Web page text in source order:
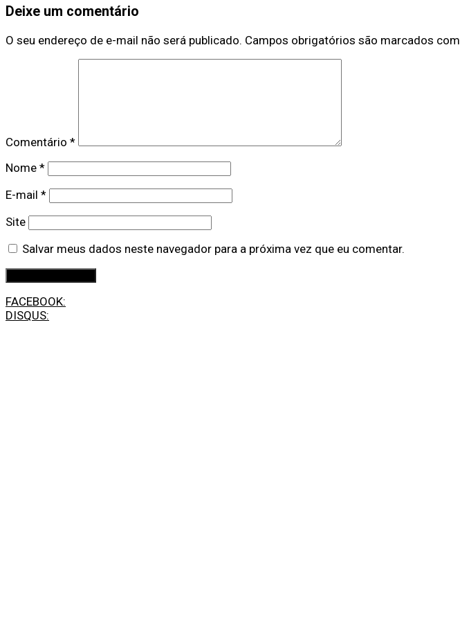
Deixe um comentário
O seu endereço de e-mail não será publicado. Campos obrigatórios são marcados com
Comentário *
Nome *
E-mail *
Site
Salvar meus dados neste navegador para a próxima vez que eu comentar.
FACEBOOK:
DISQUS: